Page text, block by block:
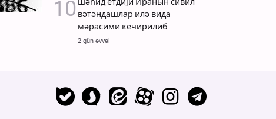
вәтәндашлар илә вида
мәрасими кечирилиб
2 gün əvvəl